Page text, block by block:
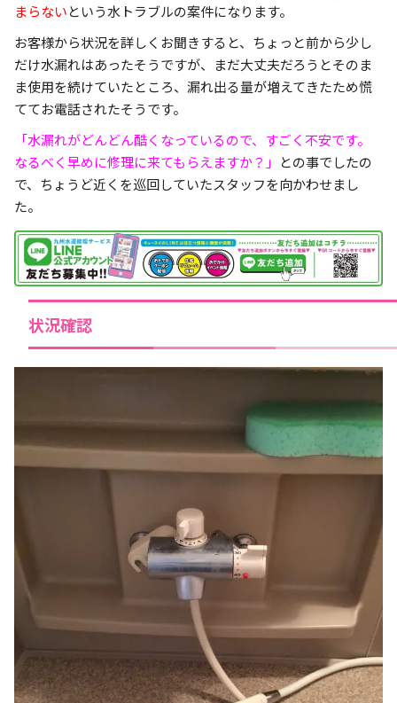
まらないという水トラブルの案件になります。
お客様から状況を詳しくお聞きすると、ちょっと前から少し
だけ水漏れはあったそうですが、まだ大丈夫だろうとそのま
ま使用を続けていたところ、漏れ出る量が増えてきたため慌
ててお電話されたそうです。
「水漏れがどんどん酷くなっているので、すごく不安です。
なるべく早めに修理に来てもらえますか？」 との事でしたの
で、ちょうど近くを巡回していたスタッフを向かわせまし
た。
状況確認